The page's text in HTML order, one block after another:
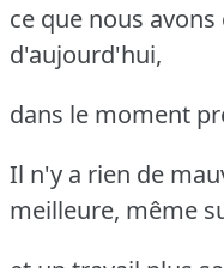
ce que nous
d'aujourd'hui,
dans le moment
Il n'y a rien de
meilleure, même